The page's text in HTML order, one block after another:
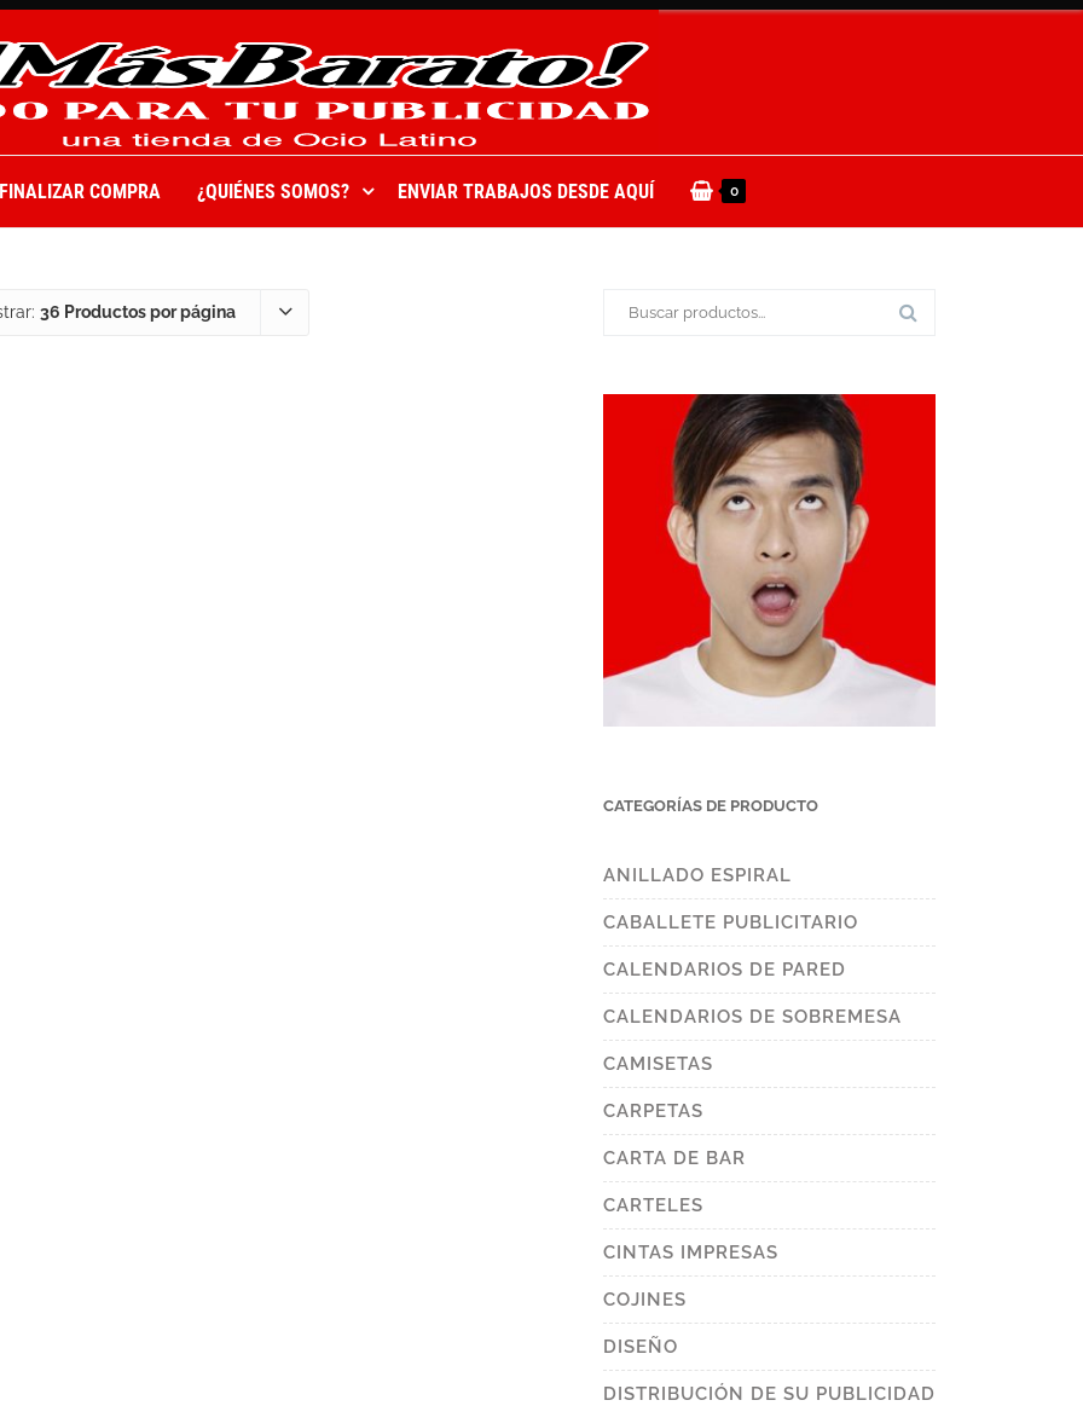
FINALIZAR COMPRA ¿QUIÉNES SOMOS? ENVIAR TRABAJOS DESDE AQUÍ 0
36 Productos por página
CATEGORÍAS DE PRODUCTO
ANILLADO ESPIRAL
CABALLETE PUBLICITARIO
CALENDARIOS DE PARED
CALENDARIOS DE SOBREMESA
CAMISETAS
CARPETAS
CARTA DE BAR
CARTELES
CINTAS IMPRESAS
COJINES
DISEÑO
DISTRIBUCIÓN DE SU PUBLICIDAD